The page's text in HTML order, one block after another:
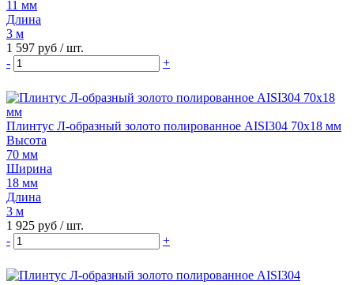
11 мм
Длина
3 м
1 597 руб / шт.
-
+
Плинтус Л-образный золото полированное AISI304 70х18 мм
Высота
70 мм
Ширина
18 мм
Длина
3 м
1 925 руб / шт.
-
+